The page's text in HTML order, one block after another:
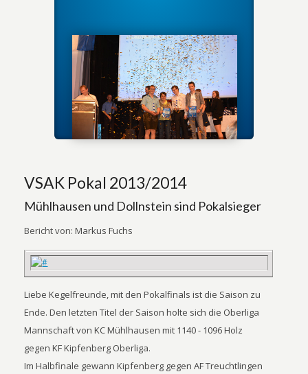
VSAK Pokal 2013/2014
Mühlhausen und Dollnstein sind Pokalsieger
Bericht von: Markus Fuchs
Liebe Kegelfreunde, mit den Pokalfinals ist die Saison zu
Ende. Den letzten Titel der Saison holte sich die Oberliga
Mannschaft von KC Mühlhausen mit 1140 - 1096 Holz
gegen KF Kipfenberg Oberliga.
Im Halbfinale gewann Kipfenberg gegen AF Treuchtlingen